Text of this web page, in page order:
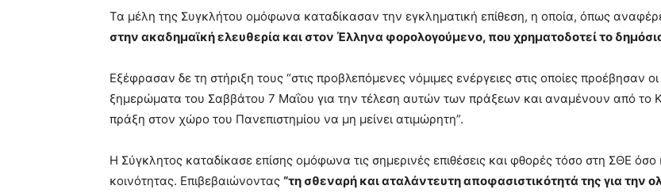
Τα μέλη της Συγκλήτου ομόφωνα καταδίκασαν την εγκληματική επίθεση, η οποία, όπως
στην ακαδημαϊκή ελευθερία και στον Έλληνα φορολογούμενο, που χρηματοδοτεί το
Εξέφρασαν δε τη στήριξη τους “στις προβλεπόμενες νόμιμες ενέργειες στις οποίες προέβησαν
ξημερώματα του Σαββάτου 7 Μαΐου για την τέλεση αυτών των πράξεων και αναμένουν από το
πράξη στον χώρο του Πανεπιστημίου να μη μείνει ατιμώρητη”.
Η Σύγκλητος καταδίκασε επίσης ομόφωνα τις σημερινές επιθέσεις και φθορές τόσο στη ΣΘΕ όσο
κοινότητας. Επιβεβαιώνοντας “τη σθεναρή και αταλάντευτη αποφασιστικότητά της για την